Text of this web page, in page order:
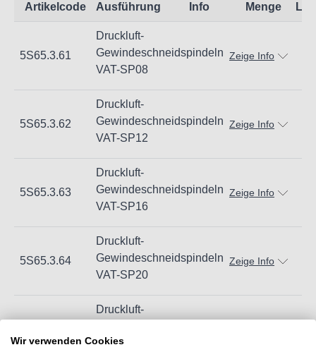
Informationen zur Produktsicherheit:
Anwender sowie Handwerker geeignet.
Nur für den vorhergesehenen Verwendungszweck
Unsachgemäße Verwendung kann zu Schäden und
Verletzungen führen.
Hogetex/Kometex B.V., Gesinkkampstraat 1,7051 HR
Varsseveld/ Netherlands, email: Info@hogetex.com
Artikelcode Ausführung Info Menge
5S65.3.61
Druckluft-
Gewindeschneidspindeln
VAT-SP08
Zeige Info
5S65.3.62
Druckluft-
Gewindeschneidspindeln
VAT-SP12
Zeige Info
5S65.3.63
Druckluft-
Gewindeschneidspindeln
VAT-SP16
Zeige Info
5S65.3.64
Druckluft-
Gewindeschneidspindeln
VAT-SP20
Zeige Info
Druckluft-
VAT-SP22
Wir verwenden Cookies